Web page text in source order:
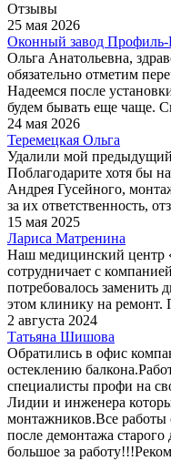
Отзывы
25 мая 2026
Оконный завод
Ольга Анатольевна,
обязательно отметим
Надеемся после
будем бывать еще чаще.
24 мая 2026
Теремецкая Ольга
Удалили мой
Поблагодарите хотя бы
Андрея Гусейного,
за их ответственность,
15 мая 2025
Лариса Матренина
Наш медицинский центр
сотрудничает с
потребовалось заменить
этом клинику на ремонт.
2 августа 2024
Татьяна Шишова
Обратились в офис
остеклению
специалисты профи на
Лидии и инженера
монтажников.Все работы
после демонтажа
большое за